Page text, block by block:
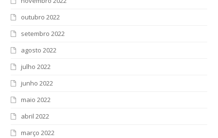
outubro 2022
setembro 2022
agosto 2022
julho 2022
junho 2022
maio 2022
abril 2022
março 2022